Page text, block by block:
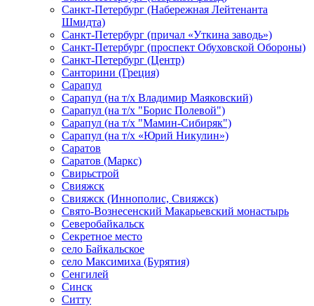
Санкт-Петербург (Набережная Лейтенанта
Шмидта)
Санкт-Петербург (причал «Уткина заводь»)
Санкт-Петербург (проспект Обуховской Обороны)
Санкт-Петербург (Центр)
Санторини (Греция)
Сарапул
Сарапул (на т/х Владимир Маяковский)
Сарапул (на т/х "Борис Полевой")
Сарапул (на т/х "Мамин-Сибиряк")
Сарапул (на т/х «Юрий Никулин»)
Саратов
Саратов (Маркс)
Свирьстрой
Свияжск
Свияжск (Иннополис, Свияжск)
Свято-Вознесенский Макарьевский монастырь
Северобайкальск
Секретное место
село Байкальское
село Максимиха (Бурятия)
Сенгилей
Синск
Ситту